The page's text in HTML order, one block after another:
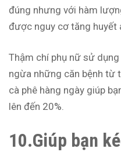
đúng nhưng với hàm
được nguy cơ tăng huyết
Thậm chí phụ nữ sử
ngừa những căn bệnh
cà phê hàng ngày giúp
lên đến 20%.
10.Giúp bạn